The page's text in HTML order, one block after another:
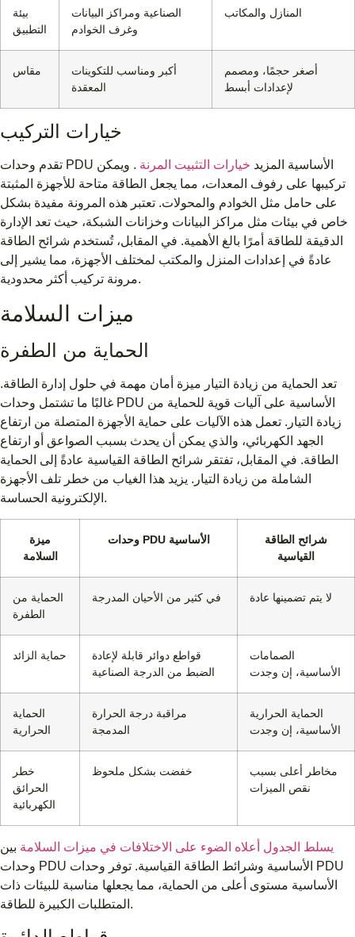
بيئة
التطبيق
الصناعية ومراكز البيانات
وغرف الخوادم
المنازل والمكاتب
مقاس
أكبر ومناسب للتكوينات
المعقدة
أصغر حجمًا، ومصمم
لإعدادات أبسط
خيارات التركيب
تقدم وحدات PDU الأساسية المزيد خيارات التثبيت المرنة . ويمكن
تركيبها على رفوف المعدات، مما يجعل الطاقة متاحة للأجهزة المثبتة
على حامل مثل الخوادم والمحولات. تعتبر هذه المرونة مفيدة بشكل
خاص في بيئات مثل مراكز البيانات وخزانات الشبكة، حيث تعد الإدارة
الدقيقة للطاقة أمرًا بالغ الأهمية. في المقابل، تُستخدم شرائح الطاقة
عادةً في إعدادات المنزل والمكتب لمختلف الأجهزة، مما يشير إلى
مرونة تركيب أكثر محدودية.
ميزات السلامة
الحماية من الطفرة
تعد الحماية من زيادة التيار ميزة أمان مهمة في حلول إدارة الطاقة.
غالبًا ما تشتمل وحدات PDU الأساسية على آليات قوية للحماية من
زيادة التيار. تعمل هذه الآليات على حماية الأجهزة المتصلة من ارتفاع
الجهد الكهربائي، والذي يمكن أن يحدث بسبب الصواعق أو ارتفاع
الطاقة. في المقابل، تفتقر شرائح الطاقة القياسية عادةً إلى الحماية
الشاملة من زيادة التيار. يزيد هذا الغياب من خطر تلف الأجهزة
الإلكترونية الحساسة.
ميزة
السلامة
وحدات PDU الأساسية
شرائح الطاقة
القياسية
الحماية من
الطفرة
في كثير من الأحيان المدرجة لا يتم تضمينها عادة
حماية الزائد
قواطع دوائر قابلة لإعادة
الضبط من الدرجة الصناعية
الصمامات
الأساسية، إن وجدت
الحماية
الحرارية
مراقبة درجة الحرارة
المدمجة
الحماية الحرارية
الأساسية، إن وجدت
خطر
الحرائق
الكهربائية
خفضت بشكل ملحوظ
مخاطر أعلى بسبب
نقص الميزات
يسلط الجدول أعلاه الضوء على الاختلافات في ميزات السلامة بين
وحدات PDU الأساسية وشرائط الطاقة القياسية. توفر وحدات PDU
الأساسية مستوى أعلى من الحماية، مما يجعلها مناسبة للبيئات ذات
المتطلبات الكبيرة للطاقة.